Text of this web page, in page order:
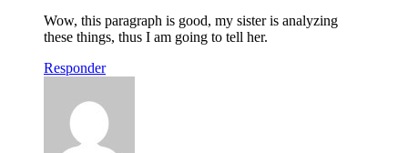
Wow, this paragraph is good, my sister is analyzing
these things, thus I am going to tell her.
Responder